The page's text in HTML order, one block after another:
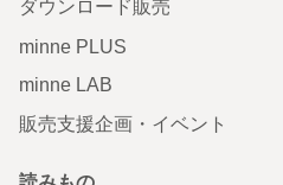
ダウンロード販売
minne PLUS
minne LAB
販売支援企画・イベント